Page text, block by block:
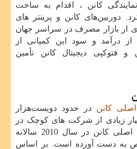
کانن ، اقدام به ساخت
دوربین‌های کانن و پرینتر های
از بازار مصرف در سراسر جهان
درآمد و سود این کمپانی از
و فتوکپی دیجیتال کانن تأمین
اصلی کانن در حدود دویست‌هزار
تعداد بسیار زیادی از شرکت های کوچک در
نمایندگی اصلی کانن در سال 2010 سالانه
سود خالص به دست آورده است. بر اساس